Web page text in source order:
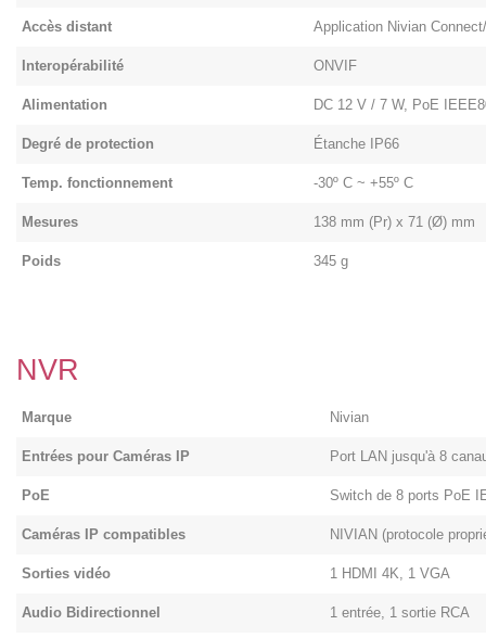
Accès distant Application Nivian
Interopérabilité ONVIF
Alimentation DC 12 V / 7 W, PoE
Degré de protection Étanche IP66
Temp. fonctionnement -30º C ~ +55º C
Mesures 138 mm (Pr) x 71 (Ø) mm
Poids 345 g
NVR
Marque Nivian
Entrées pour Caméras IP Port LAN jusqu'à 8
PoE Switch de 8 ports PoE
Caméras IP compatibles NIVIAN (protocole
Sorties vidéo 1 HDMI 4K, 1 VGA
Audio Bidirectionnel 1 entrée, 1 sortie RCA